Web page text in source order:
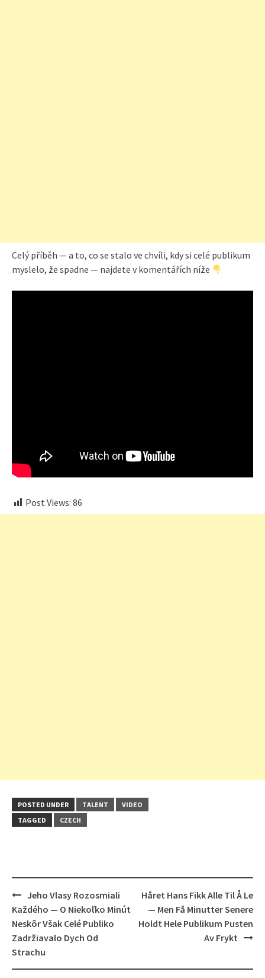
Celý příběh — a to, co se stalo ve chvíli, kdy si celé publikum
myslelo, že spadne — najdete v komentářích níže
Post Views: 86
POSTED UNDER TALENT
VIDEO
TAGGED
CZECH
Post
navigation
Jeho Vlasy Rozosmiali
Každého — O Niekoľko Minút
Neskôr Však Celé Publiko
Zadržiavalo Dych Od
Strachu
Håret Hans Fikk Alle Til Å Le
— Men Få Minutter Senere
Holdt Hele Publikum Pusten
Av Frykt